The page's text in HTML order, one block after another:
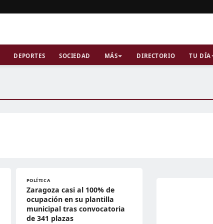
DEPORTES SOCIEDAD MÁS DIRECTORIO TU DÍA
POLÍTICA
Zaragoza casi al 100% de
ocupación en su plantilla
municipal tras convocatoria
de 341 plazas